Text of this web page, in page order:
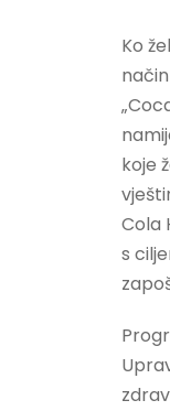
Ko
koje
Cola
s